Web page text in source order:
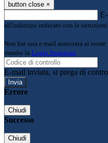
button close ×
all'indirizzo indicato con le istruzioni
Non hai una e-mail associata al
tramite la Login Spaggiari
E-mail inviata, si prega di
Errore
Chiudi
Successo
Chiudi